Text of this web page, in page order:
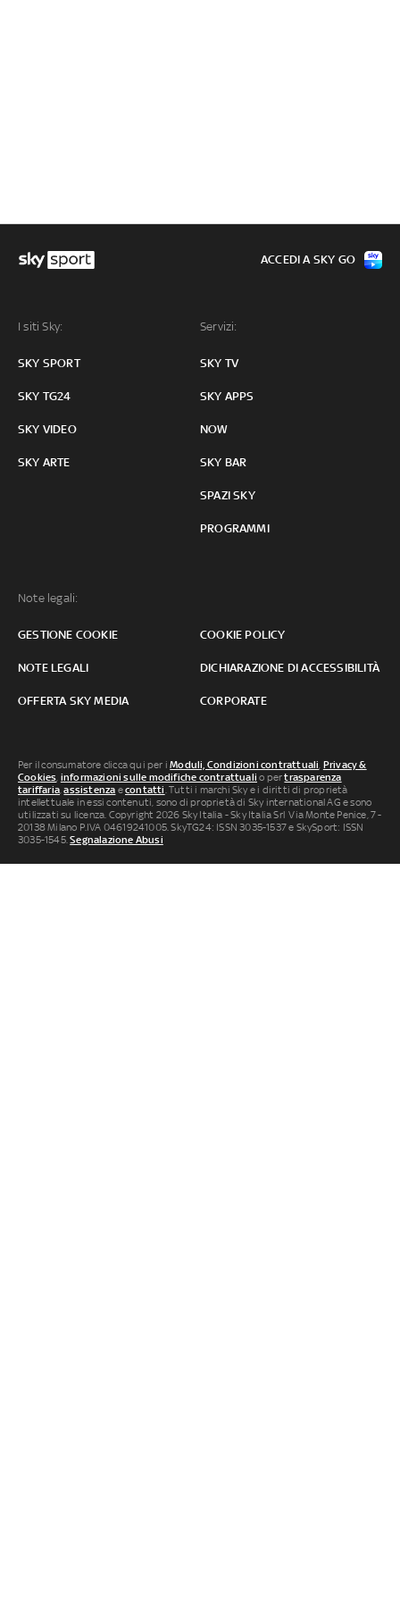
I siti Sky:
SKY SPORT
SKY TG24
SKY VIDEO
SKY ARTE
Servizi:
SKY TV
SKY APPS
NOW
SKY BAR
SPAZI SKY
PROGRAMMI
Note legali:
GESTIONE COOKIE COOKIE POLICY
NOTE LEGALI DICHIARAZIONE DI ACCESSIBILITÀ
OFFERTA SKY MEDIA CORPORATE
ACCEDI A SKY GO
Per il consumatore clicca qui per iModuli, Condizioni contrattuali, Privacy &
Cookies, informazioni sulle modifiche contrattuali o pertrasparenza
tariffaria,assistenza econtatti. Tutti i marchi Sky e i diritti di proprietà
intellettuale in essi contenuti, sono di proprietà di Sky international AG e sono
utilizzati su licenza. Copyright 2026 Sky Italia - Sky Italia Srl Via Monte Penice, 7 -
20138 Milano P.IVA 04619241005. SkyTG24: ISSN 3035-1537 e SkySport: ISSN
3035-1545.Segnalazione Abusi